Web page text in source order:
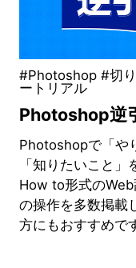
#Photoshop #切
ートリアル
Photoshop逆
Photoshopで「や
「知りたいこと
How to形式の
の操作を多数掲載
方にもおすすめで